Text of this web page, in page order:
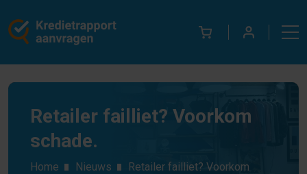
Retailer failliet? Voorkom
schade.
Home Nieuws
Retailer failliet? Voorkom